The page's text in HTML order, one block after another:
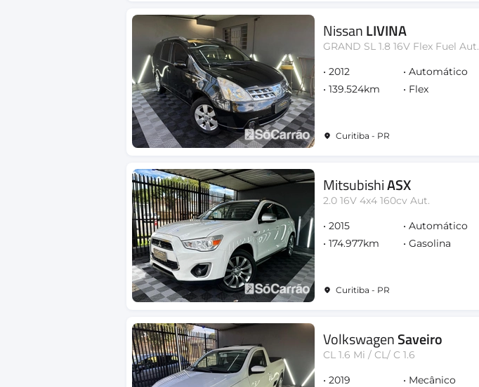
NissanLIVINA
GRAND SL 1.8 16V Flex Fuel Aut.
2012
Automático
139.524km
Flex
Curitiba - PR
MitsubishiASX
2.0 16V 4x4 160cv Aut.
2015
Automático
174.977km
Gasolina
Curitiba - PR
VolkswagenSaveiro
CL 1.6 Mi / CL/ C 1.6
2019
Mecânico